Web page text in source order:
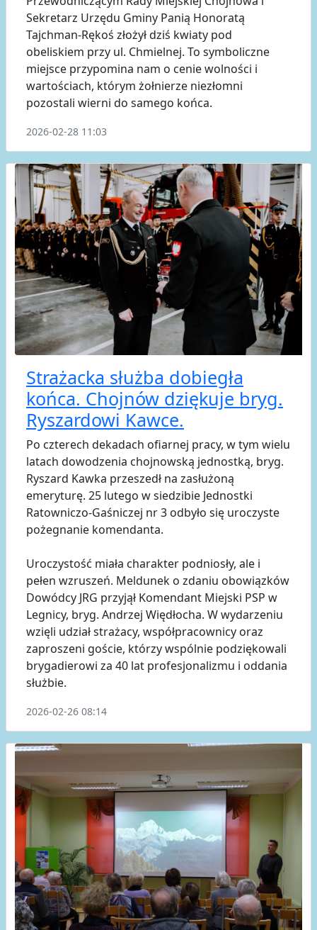
Sekretarz Urzędu Gminy Panią Honoratą
Tajchman-Rękoś złożył dziś kwiaty pod
obeliskiem przy ul. Chmielnej. To symboliczne
miejsce przypomina nam o cenie wolności i
wartościach, którym żołnierze niezłomni
pozostali wierni do samego końca.
2026-02-28 11:03
Strażacka służba dobiegła
końca. Chojnów dziękuje bryg.
Ryszardowi Kawce.
Po czterech dekadach ofiarnej pracy, w tym wielu
latach dowodzenia chojnowską jednostką, bryg.
Ryszard Kawka przeszedł na zasłużoną
emeryturę. 25 lutego w siedzibie Jednostki
Ratowniczo-Gaśniczej nr 3 odbyło się uroczyste
pożegnanie komendanta.
Uroczystość miała charakter podniosły, ale i
pełen wzruszeń. Meldunek o zdaniu obowiązków
Dowódcy JRG przyjął Komendant Miejski PSP w
Legnicy, bryg. Andrzej Więdłocha. W wydarzeniu
wzięli udział strażacy, współpracownicy oraz
zaproszeni goście, którzy wspólnie podziękowali
brygadierowi za 40 lat profesjonalizmu i oddania
służbie.
2026-02-26 08:14